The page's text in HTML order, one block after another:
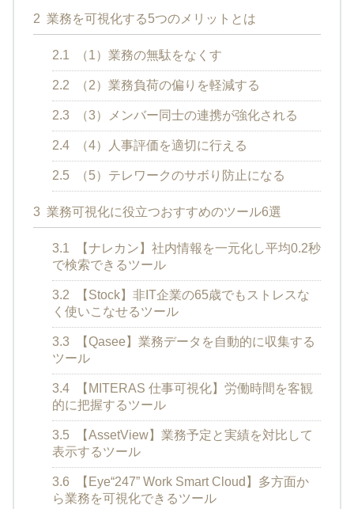
2 業務を可視化する5つのメリットとは
2.1 （1）業務の無駄をなくす
2.2 （2）業務負荷の偏りを軽減する
2.3 （3）メンバー同士の連携が強化される
2.4 （4）人事評価を適切に行える
2.5 （5）テレワークのサボり防止になる
3 業務可視化に役立つおすすめのツール6選
3.1
【ナレカン】社内情報を一元化し平均0.2秒
で検索できるツール
3.2
【Stock】非IT企業の65歳でもストレスな
く使いこなせるツール
3.3
【Qasee】業務データを自動的に収集する
ツール
3.4
【MITERAS 仕事可視化】労働時間を客観
的に把握するツール
3.5
【AssetView】業務予定と実績を対比して
表示するツール
3.6
【Eye“247” Work Smart Cloud】多方面か
ら業務を可視化できるツール